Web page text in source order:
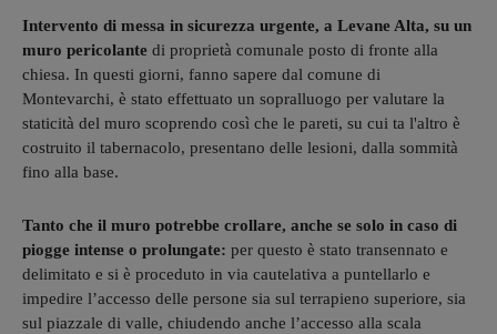
Intervento di messa in sicurezza urgente, a Levane Alta, su un
muro pericolante di proprietà comunale posto di fronte alla
chiesa. In questi giorni, fanno sapere dal comune di
Montevarchi, è stato effettuato un sopralluogo per valutare la
staticità del muro scoprendo così che le pareti, su cui ta l'altro è
costruito il tabernacolo, presentano delle lesioni, dalla sommità
fino alla base.
Tanto che il muro potrebbe crollare, anche se solo in caso di
piogge intense o prolungate: per questo è stato transennato e
delimitato e si è proceduto in via cautelativa a puntellarlo e
impedire l’accesso delle persone sia sul terrapieno superiore, sia
sul piazzale di valle, chiudendo anche l’accesso alla scala